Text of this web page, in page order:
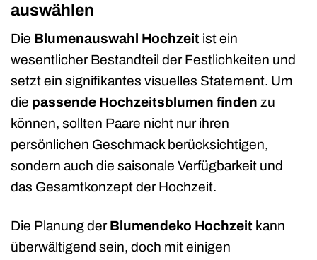
auswählen
Die Blumenauswahl Hochzeit ist ein
wesentlicher Bestandteil der Festlichkeiten und
setzt ein signifikantes visuelles Statement. Um
die passende Hochzeitsblumen finden zu
können, sollten Paare nicht nur ihren
persönlichen Geschmack berücksichtigen,
sondern auch die saisonale Verfügbarkeit und
das Gesamtkonzept der Hochzeit.
Die Planung derBlumendeko Hochzeit kann
überwältigend sein, doch mit einigen